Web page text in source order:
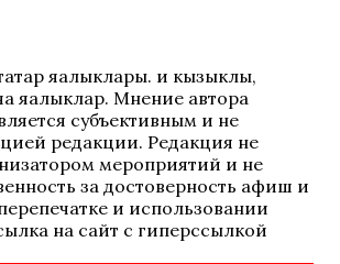
яңалыклары. иң кызыклы,
яңалыклар. Мнение автора
субъективным и не
редакции. Редакция не
мероприятий и не
за достоверность афиш и
и использовании
на сайт с гиперссылкой